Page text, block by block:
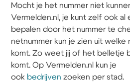
Mocht je het nummer niet
Vermelden.nl, je kunt zelf ook al
bepalen door het nummer te
netnummer kun je zien uit welke
komt. Zo weet jij of het belletje
komt. Op Vermelden.nl kun je
ook bedrijven zoeken per stad.